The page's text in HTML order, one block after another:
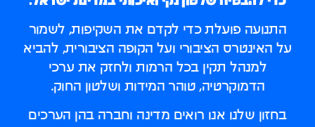
התנועה פועלת כדי לקדם את השקיפות, לשמור
על האינטרס הציבורי ועל הקופה הציבורית, להביא
למנהל תקין בכל הרמות ולחזק את ערכי
הדמוקרטיה, טוהר המידות ושלטון החוק.
בחזון שלנו אנו רואים מדינה וחברה בהן הערכים